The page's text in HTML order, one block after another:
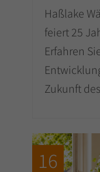
Haßlake
feiert 25
Erfahren
Zukunft
16